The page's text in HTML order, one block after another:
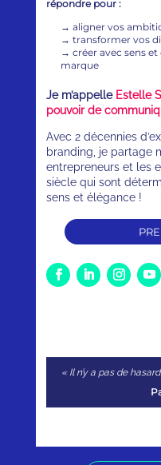
répondre pour :
→aligner vos
→transformer vos
→créer avec sens
marque
Je m’appelle Estelle
pouvoir de
Avec 2 décennies
branding, je partage
entrepreneurs et les
siècle qui sont
sens et élégance !
« Il n’y a pas de